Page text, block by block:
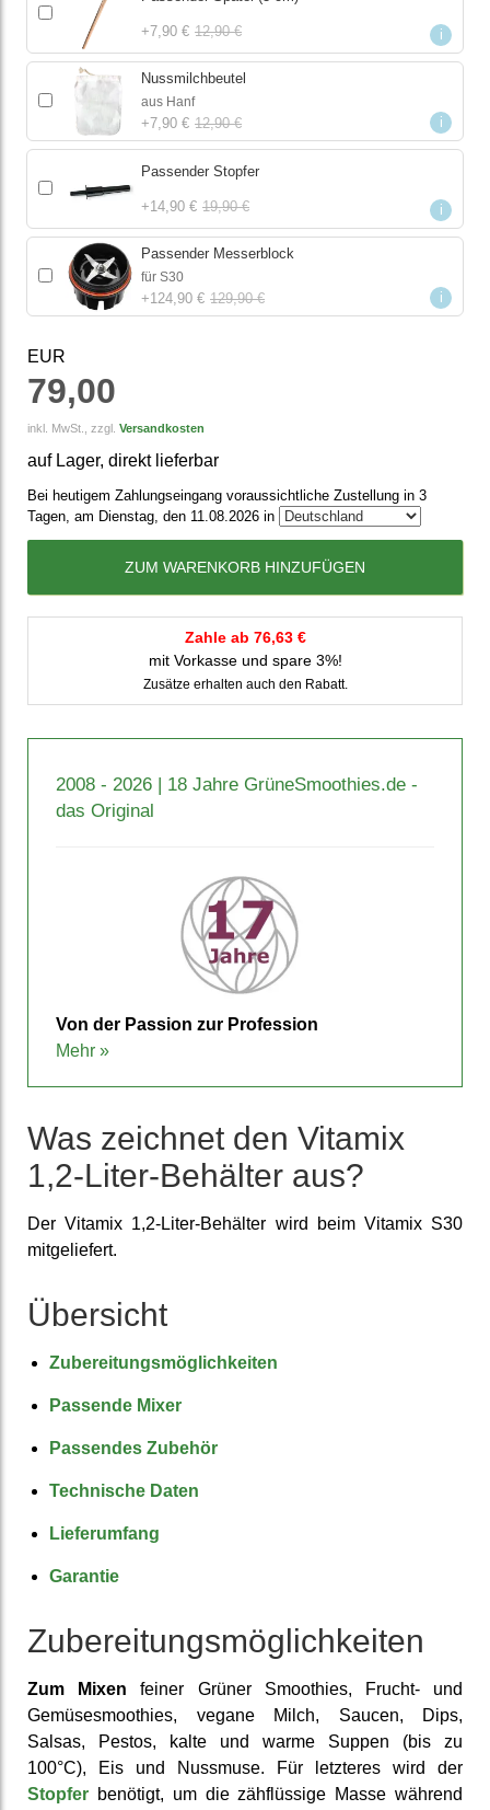
+7,90 € 12,90 € i
Nussmilchbeutel
aus Hanf
+7,90 € 12,90 € i
Passender Stopfer
+14,90 € 19,90 € i
Passender Messerblock
für S30
+124,90 € 129,90 € i
EUR
79,00
inkl. MwSt., zzgl. Versandkosten
auf Lager, direkt lieferbar
Bei heutigem Zahlungseingang voraussichtliche Zustellung in 3
Tagen, am Dienstag, den 11.08.2026 in
ZUM WARENKORB HINZUFÜGEN
Zahle ab 76,63 €
mit Vorkasse und spare 3%!
Zusätze erhalten auch den Rabatt.
2008 - 2026 | 18 Jahre GrüneSmoothies.de -
das Original
Von der Passion zur Pro­fession
Mehr »
Was zeichnet den Vitamix
1,2-Liter-Behälter aus?
Der Vitamix 1,2-Liter-Behälter wird beim Vitamix S30
mit­geliefert.
Übersicht
Zubereitungs­möglich­keiten
Passende Mixer
Passendes Zubehör
Technische Daten
Lieferumfang
Garantie
Zubereitungs­möglich­keiten
Zum Mixen feiner Grüner Smoothies, Frucht- und
Gemüse­smoothies, vegane Milch, Saucen, Dips,
Salsas, Pestos, kalte und warme Suppen (bis zu
100°C), Eis und Nussmuse. Für letzteres wird der
Stopfer benötigt, um die zäh­flüssige Masse während